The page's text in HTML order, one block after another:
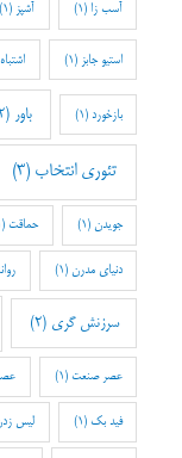
آسب زا (1) آشپز (1)
استیو جابز (1) اشتباه
بازخورد (1) باور (2)
تئوری انتخاب (3)
جویدن (1) حماقت(1)
دنیای مدرن (1)
سرزنش گری (2)
عصر صنعت (1)
فید بک (1) لیس